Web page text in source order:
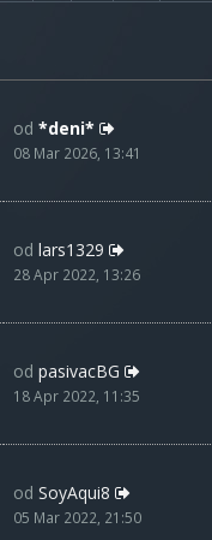
od *deni*
08 Mar 2026, 13:41
od lars1329
28 Apr 2022, 13:26
od pasivacBG
18 Apr 2022, 11:35
od SoyAqui8
05 Mar 2022, 21:50